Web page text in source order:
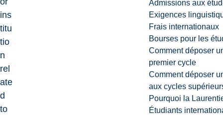
Admissions aux
Exigences
Frais internationaux
Bourses pour les
Comment déposer
premier cycle
Comment déposer
aux cycles
Pourquoi la
Étudiants
ins
titu
tio
n
rel
ate
d
to